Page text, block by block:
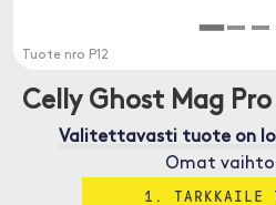
Tuote nro P12
Celly Ghost Mag
Valitettavasti tuote on
Omat
1. TARKKAILE